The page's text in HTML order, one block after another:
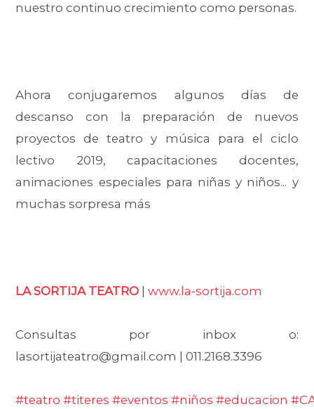
nuestro continuo crecimiento como personas.
Ahora conjugaremos algunos días de
descanso con la preparación de nuevos
proyectos de teatro y música para el ciclo
lectivo 2019, capacitaciones docentes,
animaciones especiales para niñas y niños... y
muchas sorpresa más
LA SORTIJA TEATRO |www.la-sortija.com
Consultas por inbox o:
lasortijateatro@gmail.com | 011.2168.3396
#teatro #titeres #eventos #niños #educacion